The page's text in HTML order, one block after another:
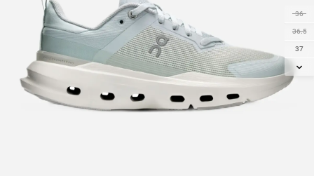
36
36.5
37
37.5